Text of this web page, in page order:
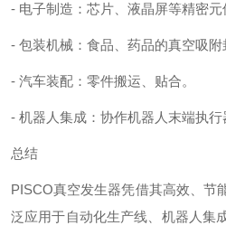
- 电子制造：芯片、液晶屏等精密元
- 包装机械：食品、药品的真空吸附
- 汽车装配：零件搬运、贴合。
- 机器人集成：协作机器人末端执行
总结
PISCO真空发生器凭借其高效、节
泛应用于自动化生产线、机器人集